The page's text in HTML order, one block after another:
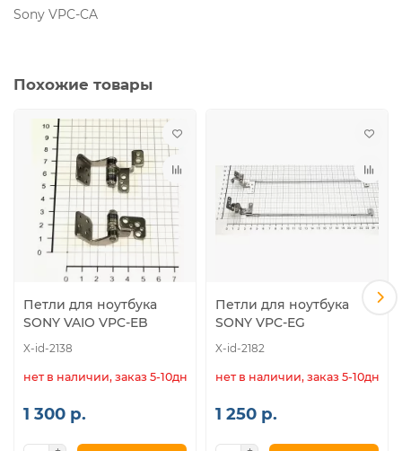
Sony VPC-CA
Похожие товары
Петли для ноутбука
SONY VAIO VPC-EB
X-id-2138
нет в наличии, заказ 5-10дн.
1 300 р.
Петли для ноутбука
SONY VPC-EG
X-id-2182
нет в наличии, заказ 5-10дн.
1 250 р.